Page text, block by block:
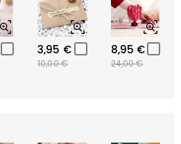
3,95 €
10,00 €
8,95 €
24,00 €